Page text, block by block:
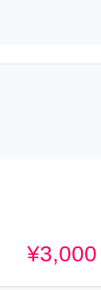
¥3,000